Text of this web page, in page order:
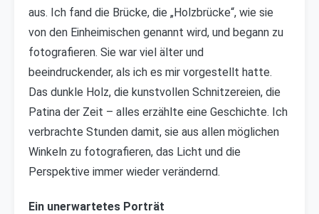
aus. Ich fand die Brücke, die „Holzbrücke“, wie sie
von den Einheimischen genannt wird, und begann zu
fotografieren. Sie war viel älter und
beeindruckender, als ich es mir vorgestellt hatte.
Das dunkle Holz, die kunstvollen Schnitzereien, die
Patina der Zeit – alles erzählte eine Geschichte. Ich
verbrachte Stunden damit, sie aus allen möglichen
Winkeln zu fotografieren, das Licht und die
Perspektive immer wieder verändernd.
Ein unerwartetes Porträt